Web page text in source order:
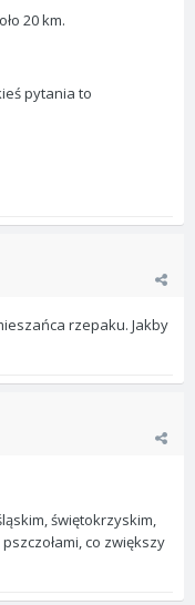
20 km.
pytania to
rzepaku. Jakby
świętokrzyskim,
co zwiększy